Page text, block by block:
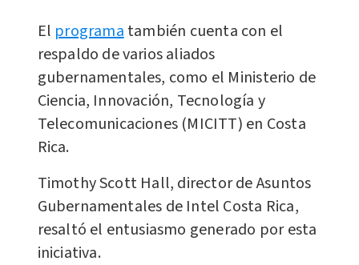
El programatambién cuenta con el
respaldo de varios aliados
gubernamentales, como el Ministerio de
Ciencia, Innovación, Tecnología y
Telecomunicaciones (MICITT) en Costa
Rica.
Timothy Scott Hall, director de Asuntos
Gubernamentales de Intel Costa Rica,
resaltó el entusiasmo generado por esta
iniciativa.